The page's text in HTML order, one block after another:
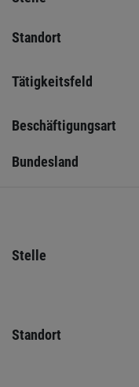
Standort
Tätigkeitsfeld
Beschäftigungsart
Bundesland
Stelle
Standort